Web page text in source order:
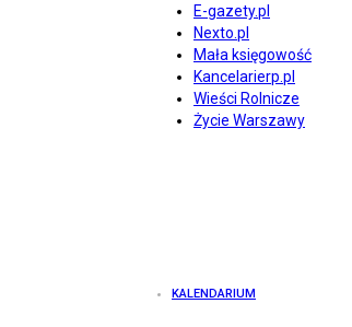
E-gazety.pl
Nexto.pl
Mała księgowość
Kancelarierp.pl
Wieści Rolnicze
Życie Warszawy
KALENDARIUM